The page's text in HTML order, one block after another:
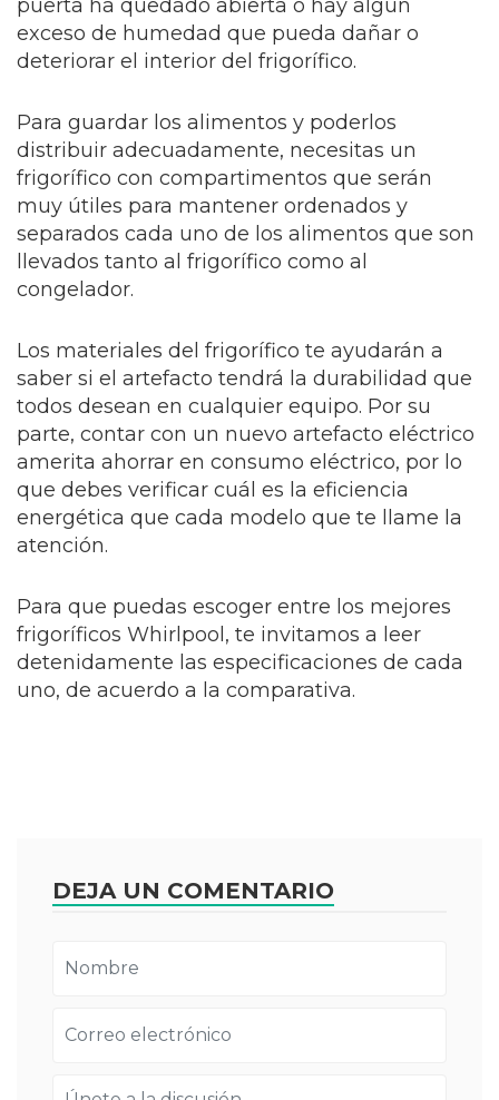
puerta ha quedado abierta o hay algún
exceso de humedad que pueda dañar o
deteriorar el interior del frigorífico.
Para guardar los alimentos y poderlos
distribuir adecuadamente, necesitas un
frigorífico con compartimentos que serán
muy útiles para mantener ordenados y
separados cada uno de los alimentos que son
llevados tanto al frigorífico como al
congelador.
Los materiales del frigorífico te ayudarán a
saber si el artefacto tendrá la durabilidad que
todos desean en cualquier equipo. Por su
parte, contar con un nuevo artefacto eléctrico
amerita ahorrar en consumo eléctrico, por lo
que debes verificar cuál es la eficiencia
energética que cada modelo que te llame la
atención.
Para que puedas escoger entre los mejores
frigoríficos Whirlpool, te invitamos a leer
detenidamente las especificaciones de cada
uno, de acuerdo a la comparativa.
DEJA UN COMENTARIO